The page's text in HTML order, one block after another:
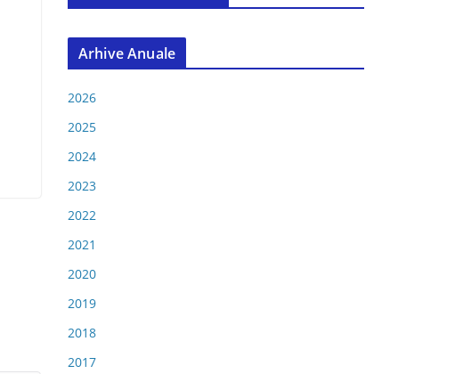
Arhive Anuale
2026
2025
2024
2023
2022
2021
2020
2019
2018
2017